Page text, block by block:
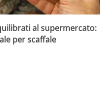
al supermercato:
per scaffale